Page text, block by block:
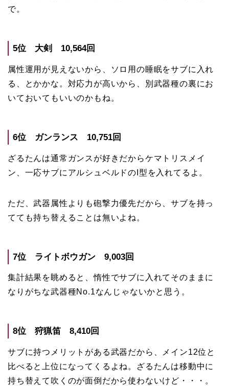
で。
5位 大剣 10,564回
属性運用が見えないから、ソロ用の睡眠をサブに入れ
る、とかかな。対応力が高いから、別武器種の裏にお
いておいてもいいのかもね。
6位 ガンランス 10,751回
ざるたんは通常ガンスが好きだからケマトリスメイ
ン、一応サブにアルシュベルドのI型を入れてるよ。
ただ、武器属性よりも砲撃力優先だから、サブを持っ
てても持ち替えることは無いよね。
7位 ライトボウガン 9,003回
集計結果を眺めると、惰性でサブに入れてそのままに
なりがちな武器種No.1なんじゃないかと思う。
8位 狩猟笛 8,410回
サブに持つメリットがある武器だから、メイン12位と
比べると上位になってくるよね。ざるたんは移動中に
持ち替えて吹くのが面倒だから使わないけど・・・。